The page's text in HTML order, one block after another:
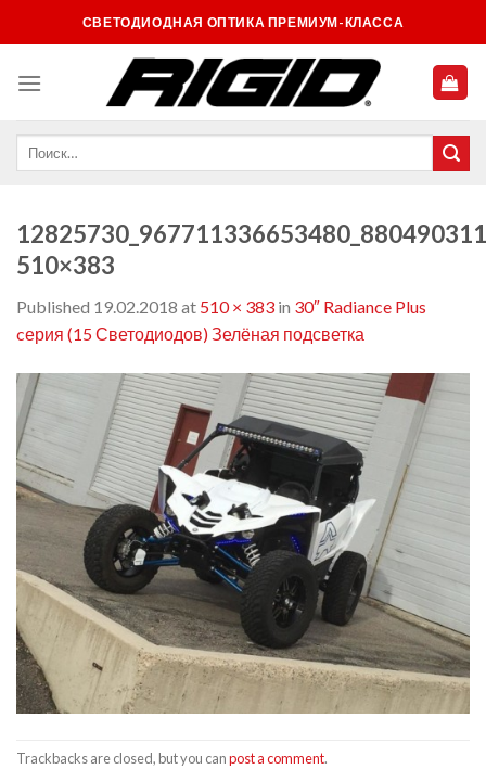
to
СВЕТОДИОДНАЯ ОПТИКА ПРЕМИУМ-КЛАССА
510×383
Published 19.02.2018 at 510 × 383 in 30″ Radiance Plus
cерия (15 Светодиодов) Зелёная подсветка
Trackbacks are closed, but you canpost a comment.